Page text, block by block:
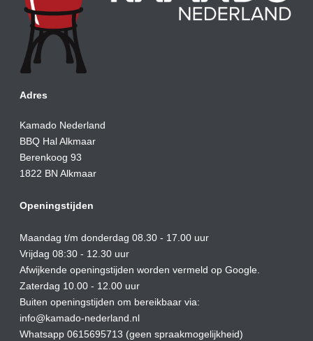
Adres
Kamado Nederland
BBQ Hal Alkmaar
Berenkoog 93
1822 BN Alkmaar
Openingstijden
Maandag t/m donderdag 08.30 - 17.00 uur
Vrijdag 08:30 - 12.30 uur
Afwijkende openingstijden worden vermeld op Google.
Zaterdag 10.00 - 12.00 uur
Buiten openingstijden om bereikbaar via:
info@kamado-nederland.nl
Whatsapp 0615695713 (geen spraakmogelijkheid)